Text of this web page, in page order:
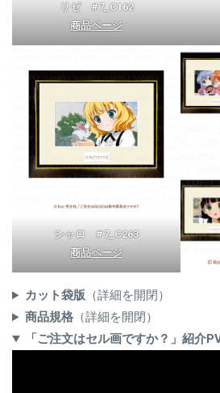
リゼ #7_C162
商品ページ
シャロ #7_C263
商品ページ
カット袋版 （詳細を開閉）
商品規格（詳細を開閉）
「ご注文はセル画ですか？」紹介